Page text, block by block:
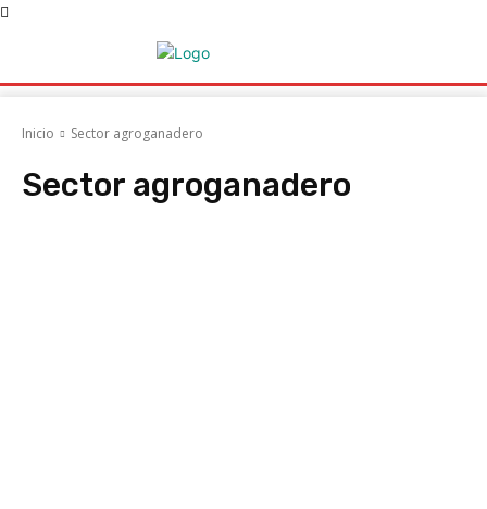
Inicio Sector agroganadero
Sector agroganadero